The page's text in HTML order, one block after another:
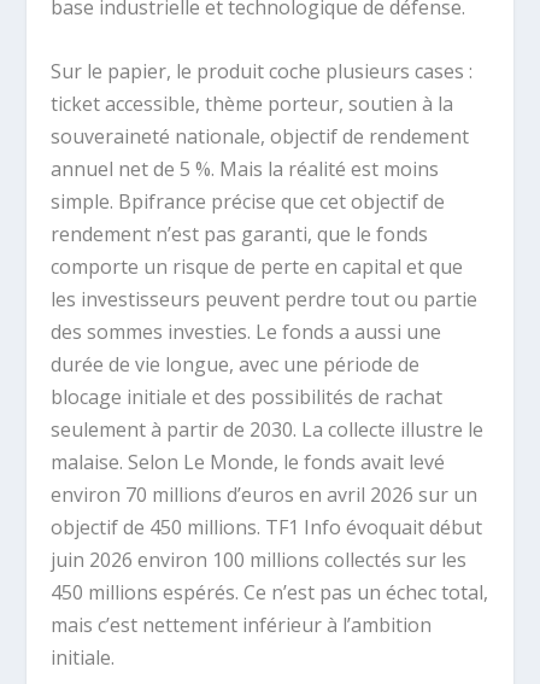
base industrielle et technologique de défense.
Sur le papier, le produit coche plusieurs cases :
ticket accessible, thème porteur, soutien à la
souveraineté nationale, objectif de rendement
annuel net de 5 %. Mais la réalité est moins
simple. Bpifrance précise que cet objectif de
rendement n’est pas garanti, que le fonds
comporte un risque de perte en capital et que
les investisseurs peuvent perdre tout ou partie
des sommes investies. Le fonds a aussi une
durée de vie longue, avec une période de
blocage initiale et des possibilités de rachat
seulement à partir de 2030. La collecte illustre le
malaise. Selon Le Monde, le fonds avait levé
environ 70 millions d’euros en avril 2026 sur un
objectif de 450 millions. TF1 Info évoquait début
juin 2026 environ 100 millions collectés sur les
450 millions espérés. Ce n’est pas un échec total,
mais c’est nettement inférieur à l’ambition
initiale.